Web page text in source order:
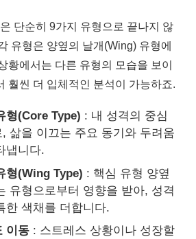
단순히 9가지 유형으로 끝나지 않
유형은 양옆의 날개(Wing) 유형에
황에서는 다른 유형의 모습을 보이
훨씬 더 입체적인 분석이 가능하죠.
형(Core Type) : 내 성격의 중심
, 삶을 이끄는 주요 동기와 두려움
냅니다.
형(Wing Type) : 핵심 유형 양옆
유형으로부터 영향을 받아, 성격
한 색채를 더합니다.
이동 : 스트레스 상황이나 성장할